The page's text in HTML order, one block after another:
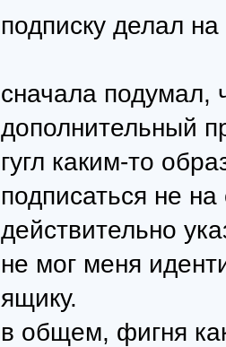
подписку делал
сначала подумал,
дополнительный
гугл каким-то
подписаться не
действительно
не мог меня
ящику.
в общем, фигня